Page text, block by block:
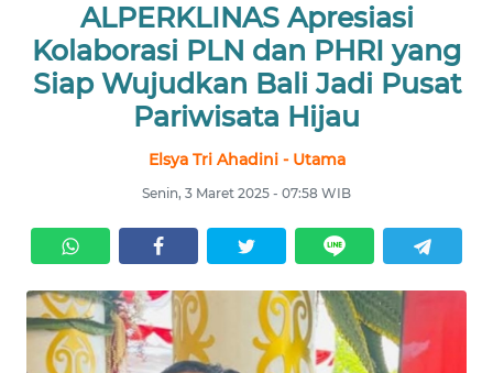
ALPERKLINAS Apresiasi
Kolaborasi PLN dan PHRI yang
Siap Wujudkan Bali Jadi Pusat
Pariwisata Hijau
Elsya Tri Ahadini - Utama
Senin, 3 Maret 2025 - 07:58 WIB
UTAMA
NUSANTARA
SERBI
MANDALIKA
OPINI